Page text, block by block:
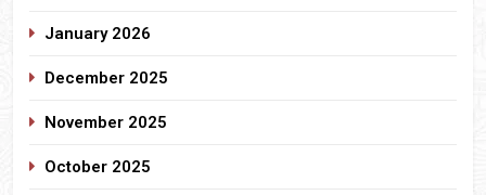
January 2026
December 2025
November 2025
October 2025